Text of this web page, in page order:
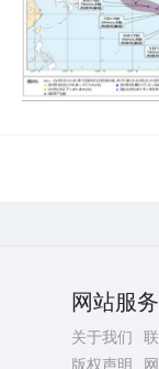
网站服务
关于我们
版权声明